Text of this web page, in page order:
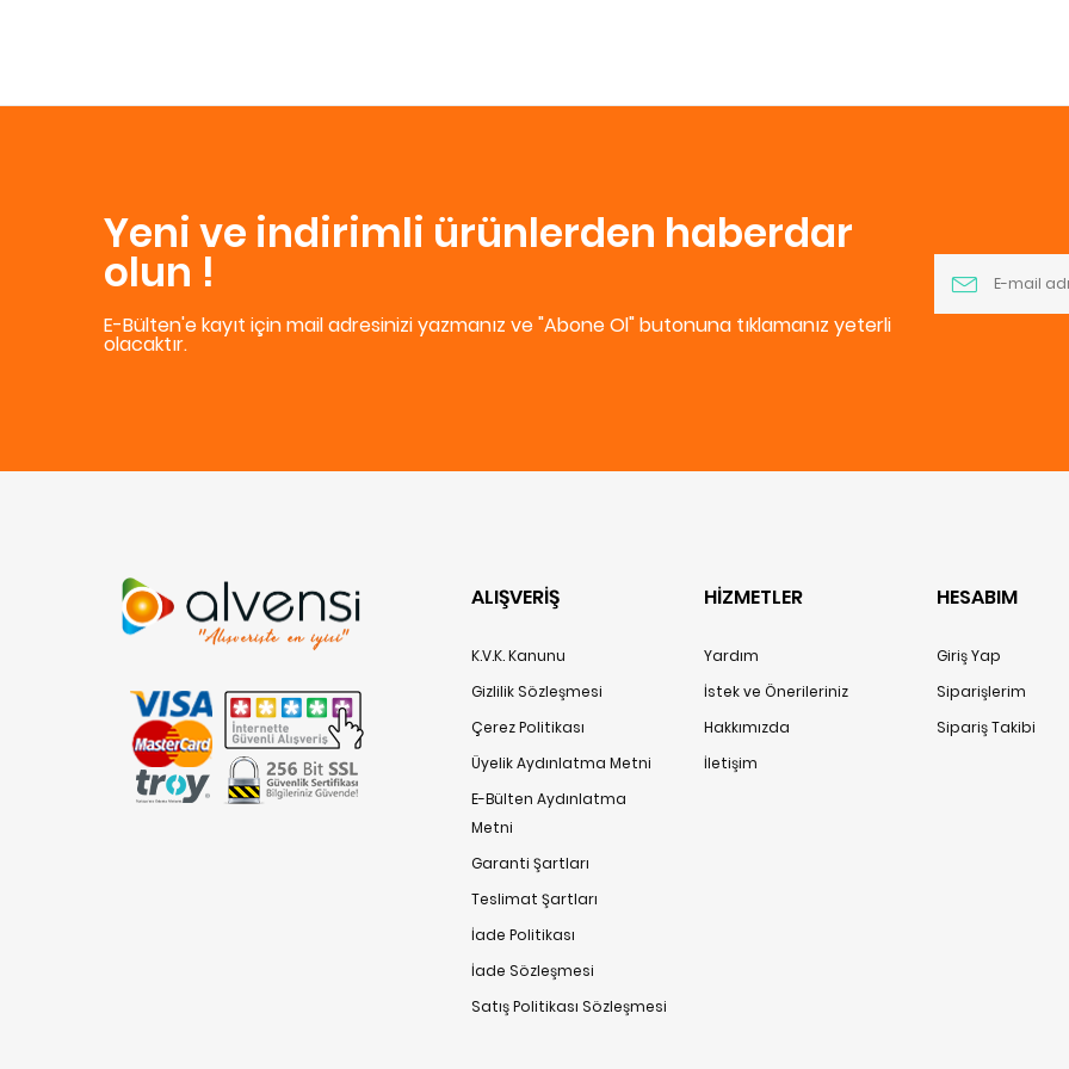
Yeni ve indirimli ürünlerden haberdar
olun !
E-Bülten'e kayıt için mail adresinizi yazmanız ve "Abone Ol" butonuna tıklamanız yeterli
olacaktır.
ALIŞVERİŞ
K.V.K. Kanunu
Gizlilik Sözleşmesi
Çerez Politikası
Üyelik Aydınlatma Metni
E-Bülten Aydınlatma
Metni
Garanti Şartları
Teslimat Şartları
İade Politikası
İade Sözleşmesi
Satış Politikası Sözleşmesi
HİZMETLER
Yardım
İstek ve Önerileriniz
Hakkımızda
İletişim
HESABIM
Giriş Yap
Siparişlerim
Sipariş Takibi